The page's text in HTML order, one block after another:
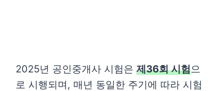
2025년 공인중개사 시험은 제36회 시험으
로 시행되며, 매년 동일한 주기에 따라 시험